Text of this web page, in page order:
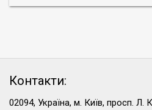
Контакти:
02094, Україна, м. Київ, просп. Л.